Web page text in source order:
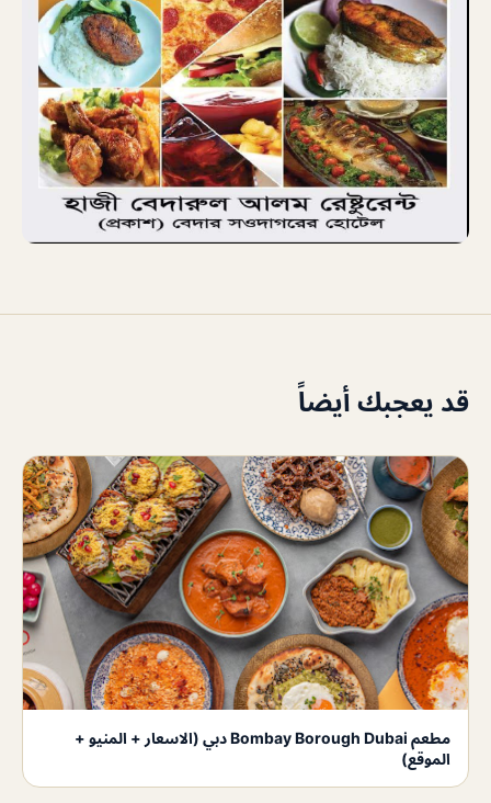
قد يعجبك أيضاً
مطعم Bombay Borough Dubai دبي (الاسعار + المنيو +
الموقع)